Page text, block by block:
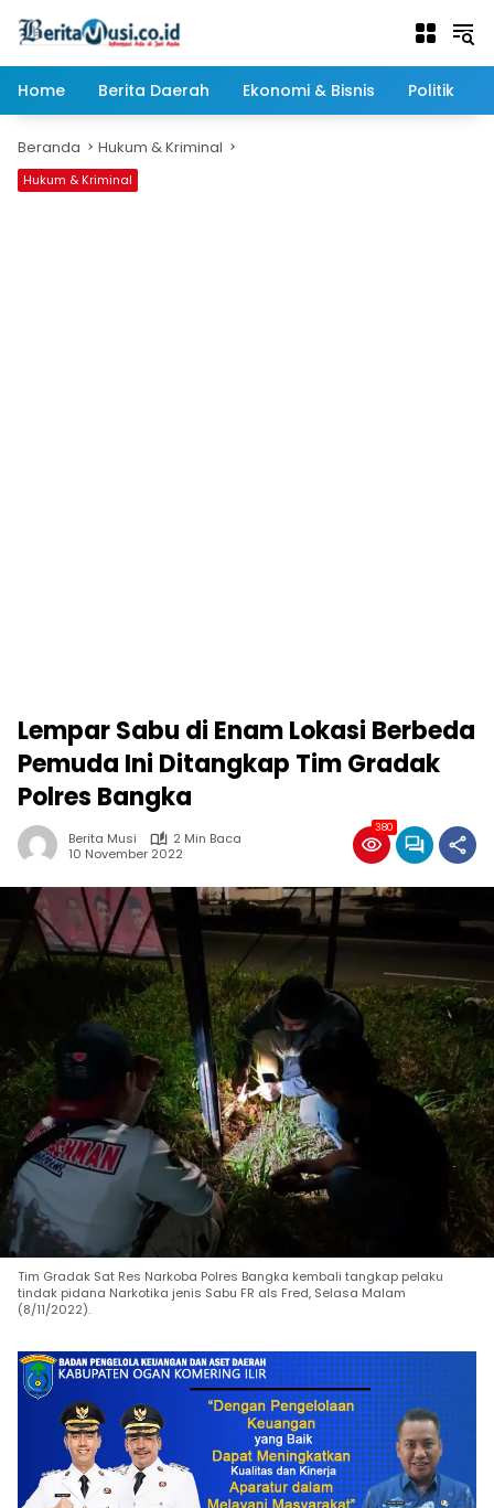
Home
Berita Daerah Ekonomi & Bisnis Politik
Beranda Hukum & Kriminal
Hukum & Kriminal
Lempar Sabu di Enam Lokasi Berbeda
Pemuda Ini Ditangkap Tim Gradak
Polres Bangka
Berita Musi
2 Min Baca
10 November 2022
380
Tim Gradak Sat Res Narkoba Polres Bangka kembali tangkap pelaku
tindak pidana Narkotika jenis Sabu FR als Fred, Selasa Malam
(8/11/2022).